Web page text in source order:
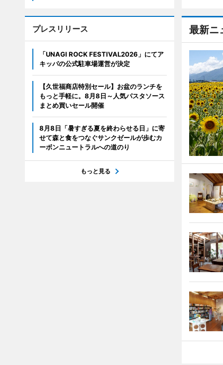
最新ニ
プレスリリース
「UNAGI ROCK FESTIVAL2026」にてア
キッパの公式駐車場運営が決定
【久世福商店特別セール】お盆のランチを
もっと手軽に。8月8日～人気パスタソース
まとめ買いセール開催
8月8日「暑すぎる夏を終わらせる日」に寄
せて森と食をつなぐサンクゼールが歩むカ
ーボンニュートラルへの道のり
もっと見る